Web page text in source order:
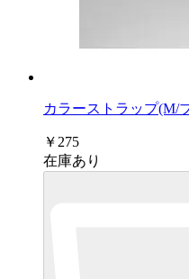
カラーストラップ(M/
￥275
在庫あり